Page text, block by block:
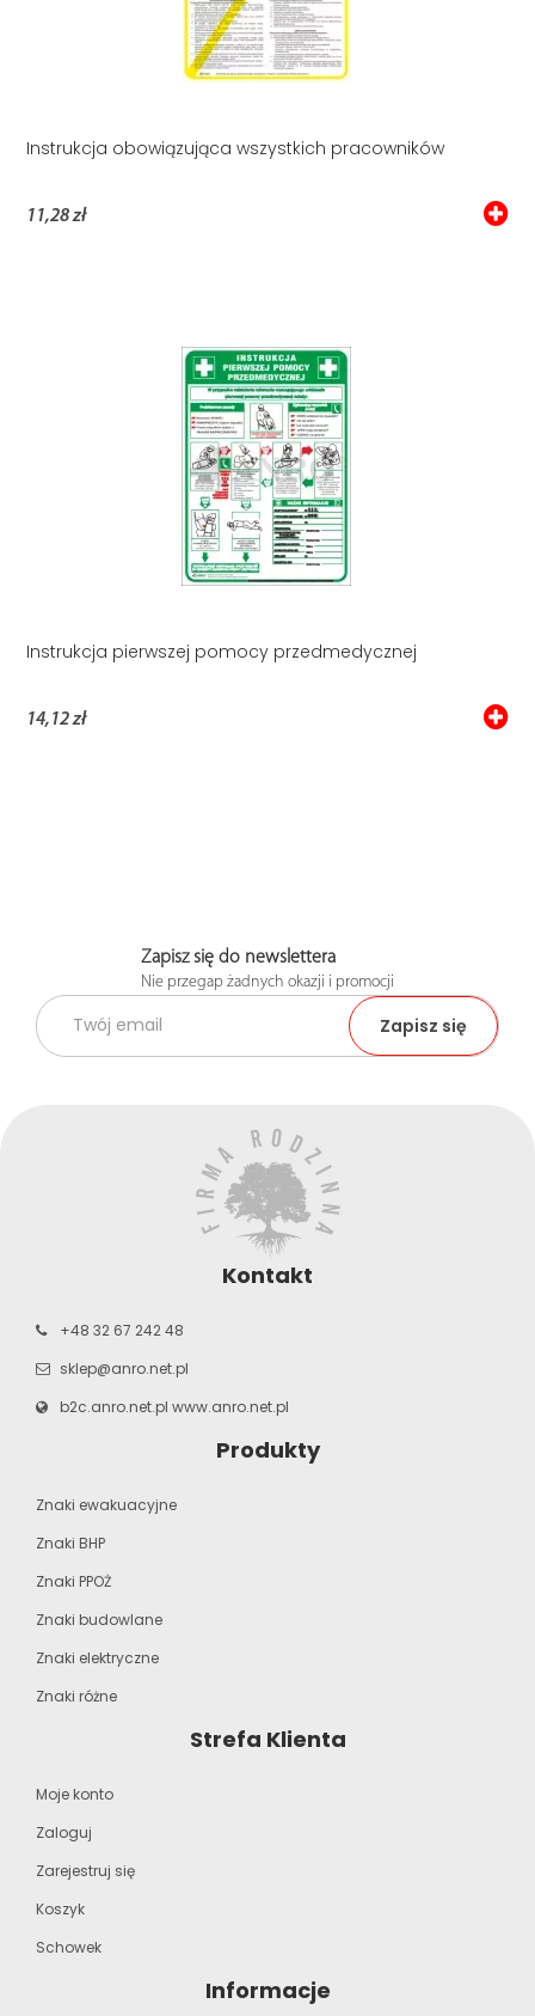
Instrukcja obowiązująca wszystkich pracowników
11,28 zł
Instrukcja pierwszej pomocy przedmedycznej
14,12 zł
Zapisz się do newslettera
Nie przegap żadnych okazji i promocji
Kontakt
+48 32 67 242 48
sklep@anro.net.pl
b2c.anro.net.pl www.anro.net.pl
Produkty
Znaki ewakuacyjne
Znaki BHP
Znaki PPOŻ
Znaki budowlane
Znaki elektryczne
Znaki różne
Strefa Klienta
Moje konto
Zaloguj
Zarejestruj się
Koszyk
Schowek
Informacje